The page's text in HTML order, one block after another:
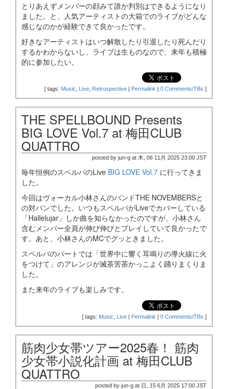
とりあえずメンバーの顔みて誰か判別はできるようになり
ました。と、人気アーティストの大箱でのライブがどんな
感じなのかが経験できて良かったです。
好きなアーティストはいつ解散したり引退したり死んだり
するかわからないし、ライブは生ものなので、来年も積極
的に参加したい。
[ tags: Music Live Retrospective Permalink 0 Comments/TBs ]
THE SPELLBOUND Presents
BIG LOVE Vol.7 at 梅田CLUB
QUATTRO
posted by jun-g at 木, 06 11月 2025 23:00 JST
毎年恒例のスペルバのLive BIG LOVE Vol.7 に行ってきま
した。
今回はヴォーカル小林さんのバンドTHE NOVEMBERSと
の対バンでした。いつもスペルバがLiveでカバーしている
「Hallelujar」しか曲を知らなかったのですが、小林さん
含むメンバー全員が伸び伸びとプレイしていて良かったで
す。あと、小林さんのMCでグッときました。
スペルバのパートでは「世界中に響く耳鳴りの導火線に火
をつけて」のアレンジが滅茶苦茶かっこよく踊りまくりま
した。
また来年のライブも楽しみです。
[ tags: Music Live | Permalink | 0 Comments/TBs ]
筋肉少女帯ツアー2025春！ 筋肉
少女帯小説化計画 at 梅田CLUB
QUATTRO
posted by jun-g at 日, 15 6月 2025 17:00 JST